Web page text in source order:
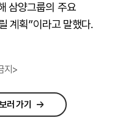
삼양그룹의 주요
계획”이라고 말했다.
지>
러 가기